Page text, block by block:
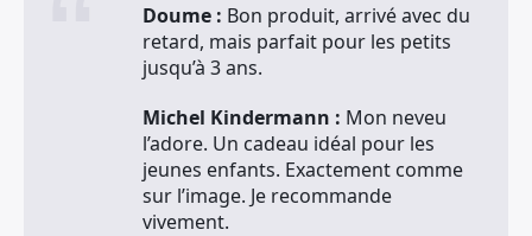
Doume : Bon produit, arrivé avec du
retard, mais parfait pour les petits
jusqu’à 3 ans.
Michel Kindermann : Mon neveu
l’adore. Un cadeau idéal pour les
jeunes enfants. Exactement comme
sur l’image. Je recommande
vivement.